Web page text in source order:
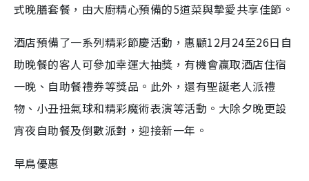
式晚膳套餐，由大廚精心預備的5道菜與摯愛共享佳節。
酒店預備了一系列精彩節慶活動，惠顧12月24至26日自
助晚餐的客人可參加幸運大抽獎，有機會贏取酒店住宿
一晚、自助餐禮券等獎品。此外，還有聖誕老人派禮
物、小丑扭氣球和精彩魔術表演等活動。大除夕晚更設
宵夜自助餐及倒數派對，迎接新一年。
早鳥優惠